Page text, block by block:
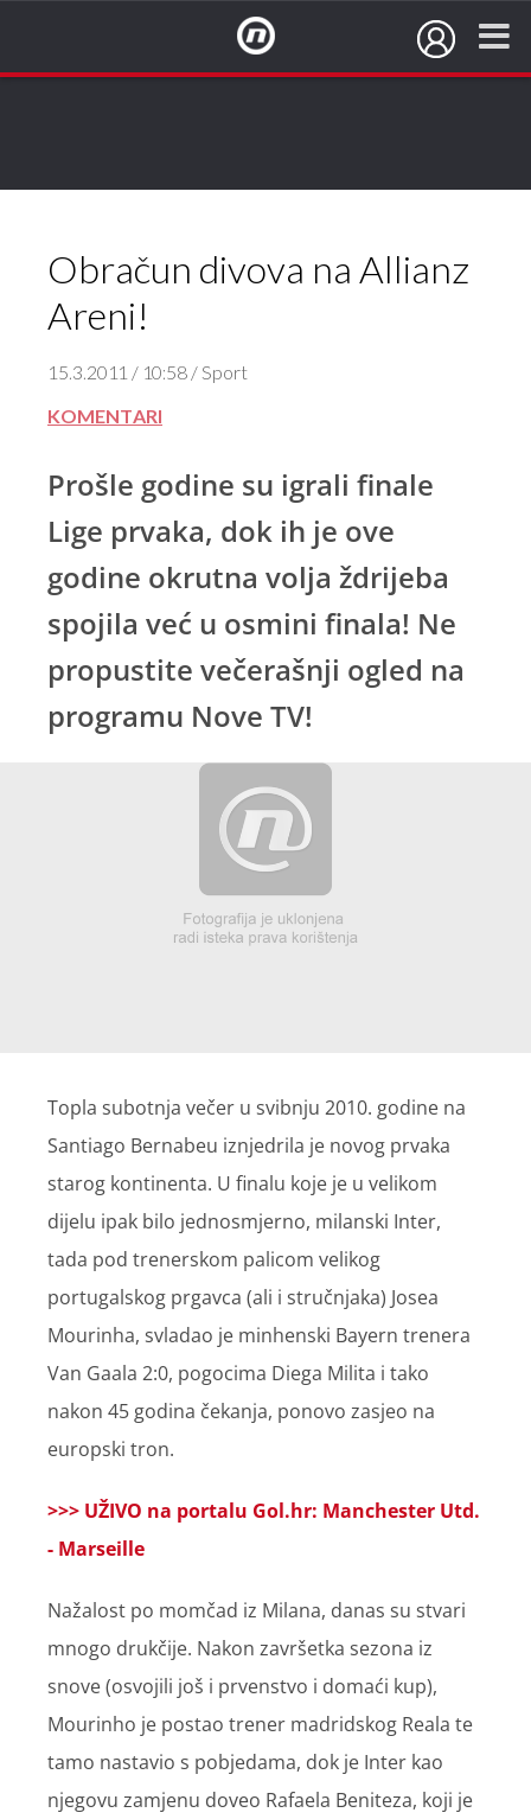
Obračun divova na Allianz
Areni!
15.3.2011 / 10:58 / Sport
KOMENTARI
Prošle godine su igrali finale
Lige prvaka, dok ih je ove
godine okrutna volja ždrijeba
spojila već u osmini finala! Ne
propustite večerašnji ogled na
programu Nove TV!
Topla subotnja večer u svibnju 2010. godine na
Santiago Bernabeu iznjedrila je novog prvaka
starog kontinenta. U finalu koje je u velikom
dijelu ipak bilo jednosmjerno, milanski Inter,
tada pod trenerskom palicom velikog
portugalskog prgavca (ali i stručnjaka) Josea
Mourinha, svladao je minhenski Bayern trenera
Van Gaala 2:0, pogocima Diega Milita i tako
nakon 45 godina čekanja, ponovo zasjeo na
europski tron.
>>> UŽIVO na portalu Gol.hr: Manchester Utd.
- Marseille
Nažalost po momčad iz Milana, danas su stvari
mnogo drukčije. Nakon završetka sezona iz
snove (osvojili još i prvenstvo i domaći kup),
Mourinho je postao trener madridskog Reala te
tamo nastavio s pobjedama, dok je Inter kao
njegovu zamjenu doveo Rafaela Beniteza, koji je